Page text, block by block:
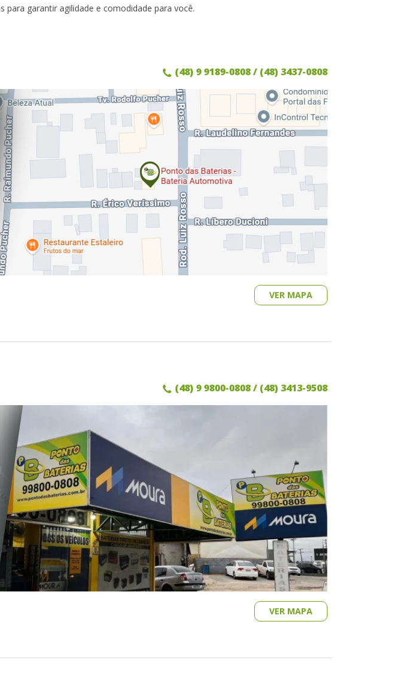
garantir agilidade e comodidade para você.
(48) 9 9189-0808/ (48) 3437-0808
VER MAPA
(48) 9 9800-0808/ (48) 3413-9508
VER MAPA